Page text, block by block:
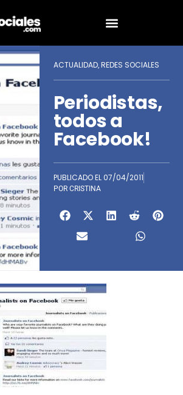
ACTUALIDAD, REDES SOCIALES
Periodistas,
todos a
Facebook!
PUBLICADO EL 07/04/2011
POR CRISTINA